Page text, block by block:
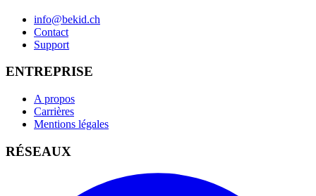
info@bekid.ch
Contact
Support
ENTREPRISE
A propos
Carrières
Mentions légales
RÉSEAUX